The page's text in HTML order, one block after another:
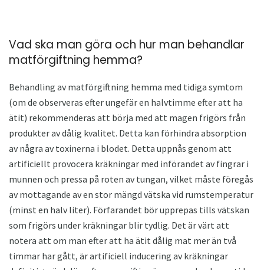
Vad ska man göra och hur man behandlar
matförgiftning hemma?
Behandling av matförgiftning hemma med tidiga symtom
(om de observeras efter ungefär en halvtimme efter att ha
ätit) rekommenderas att börja med att magen frigörs från
produkter av dålig kvalitet. Detta kan förhindra absorption
av några av toxinerna i blodet. Detta uppnås genom att
artificiellt provocera kräkningar med införandet av fingrar i
munnen och pressa på roten av tungan, vilket måste föregås
av mottagande av en stor mängd vätska vid rumstemperatur
(minst en halv liter). Förfarandet bör upprepas tills vätskan
som frigörs under kräkningar blir tydlig. Det är värt att
notera att om man efter att ha ätit dålig mat mer än två
timmar har gått, är artificiell inducering av kräkningar